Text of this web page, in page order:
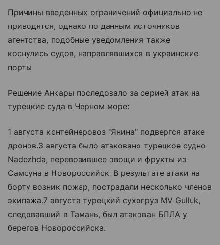
Причины введенных ограничений официально не
приводятся, однако по данным источников
агентства, подобные уведомления также
коснулись судов, направлявшихся в украинские
порты
Решение Анкары последовало за серией атак на
турецкие суда в Черном море:
1 августа контейнеровоз "Янина" подвергся атаке
дронов.3 августа было атаковано турецкое судно
Nadezhda, перевозившее овощи и фрукты из
Самсуна в Новороссийск. В результате атаки на
борту возник пожар, пострадали несколько членов
экипажа.7 августа турецкий сухогруз MV Gulluk,
следовавший в Тамань, был атакован БПЛА у
берегов Новороссийска.